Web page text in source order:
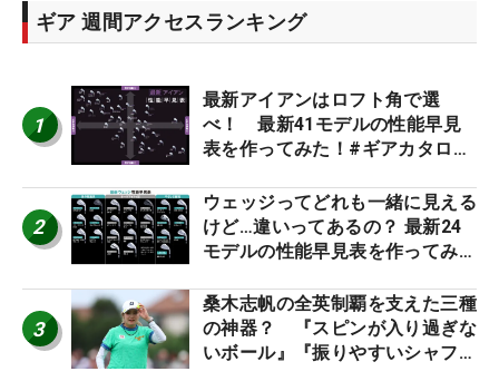
ギア 週間アクセスランキング
1
最新アイアンはロフト角で選
べ！ 最新41モデルの性能早見
表を作ってみた！#ギアカタログ
2
ウェッジってどれも一緒に見える
けど…違いってあるの？ 最新24
モデルの性能早見表を作ってみ
3
桑木志帆の全英制覇を支えた三種
の神器？ 『スピンが入り過ぎな
いボール』『振りやすいシャフ